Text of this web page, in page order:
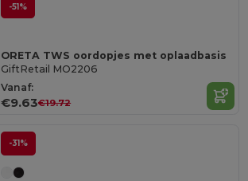
-51%
ORETA TWS oordopjes met oplaadbasis
GiftRetail MO2206
Vanaf:
€9.63€19.72
-31%